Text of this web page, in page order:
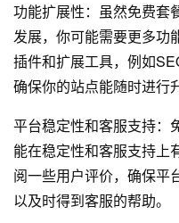
功能扩展性：虽然免费套
发展，你可能需要更多功
插件和扩展工具，例如
确保你的站点能随时进行
平台稳定性和客服支持：
能在稳定性和客服支持上
阅一些用户评价，确保平
以及时得到客服的帮助。